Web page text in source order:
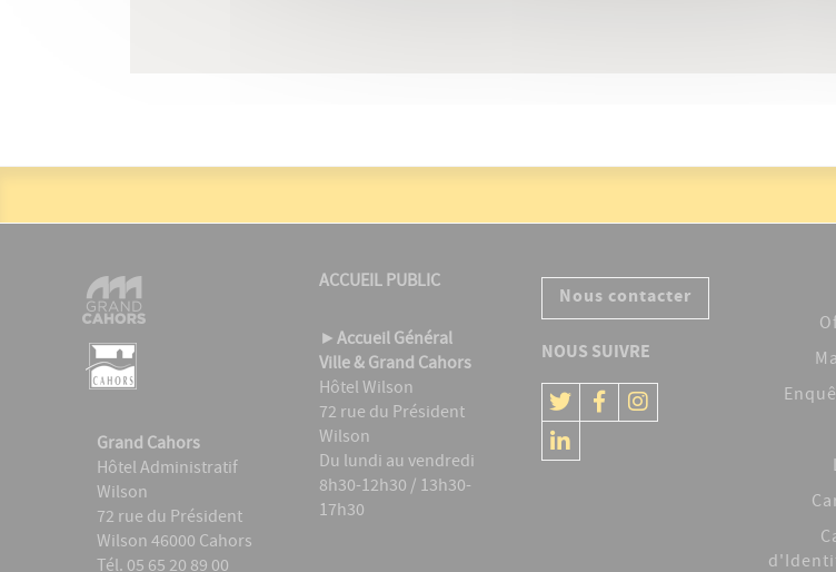
Grand Cahors
Hôtel Administratif
Wilson
72 rue du Président
Wilson 46000 Cahors
ACCUEIL PUBLIC
►Accueil Général
Ville & Grand Cahors
Hôtel Wilson
72 rue du Président
Wilson
Du lundi au vendredi
8h30-12h30 / 13h30-
17h30
Nous contacter
NOUS SUIVRE